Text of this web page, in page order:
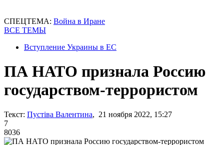
СПЕЦТЕМА: Война в Иране
ВСЕ ТЕМЫ
Вступление Украины в ЕС
ПА НАТО признала Россию
государством-террористом
Текст: Пустіва Валентина, 21 ноября 2022, 15:27
7
8036